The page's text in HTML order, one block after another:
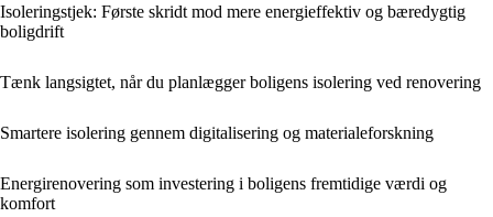
Isoleringstjek: Første skridt mod mere energieffektiv og bæredygtig
boligdrift
Tænk langsigtet, når du planlægger boligens isolering ved renovering
Smartere isolering gennem digitalisering og materialeforskning
Energirenovering som investering i boligens fremtidige værdi og
komfort